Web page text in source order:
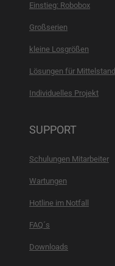
Einstieg: Robobox
Großserien
kleine Losgrößen
Lösungen für Mittelstand
Individuelles Projekt
SUPPORT
Schulungen Mitarbeiter
Wartungen
Hotline im Notfall
FAQ´s
Downloads